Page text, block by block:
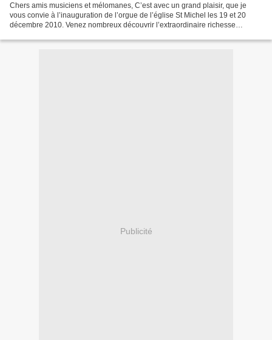
Chers amis musiciens et mélomanes, C’est avec un grand plaisir, que je
vous convie à l’inauguration de l’orgue de l’église St Michel les 19 et 20
décembre 2010. Venez nombreux découvrir l’extraordinaire richesse
Publicité